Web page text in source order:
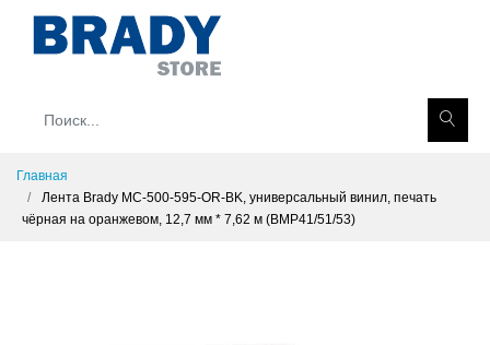
Главная
Лента Brady MC-500-595-OR-BK, универсальный винил, печать
чёрная на оранжевом, 12,7 мм * 7,62 м (BMP41/51/53)